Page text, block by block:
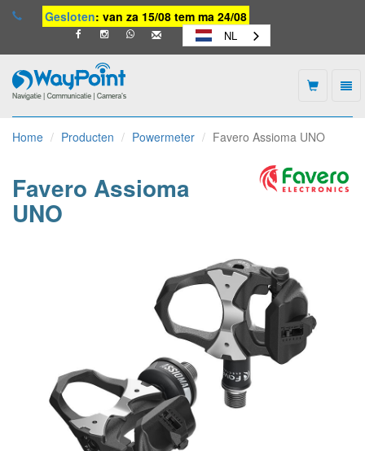
Gesloten: van za 15/08 tem ma 24/08
NL
-
naar
Home Producten Powermeter Favero Assioma UNO
Favero Assioma
UNO